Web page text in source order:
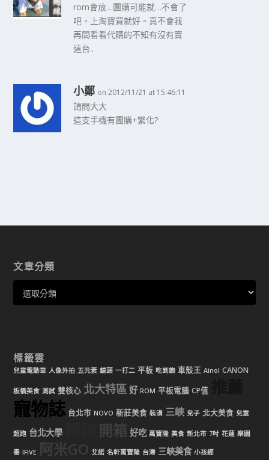
rom會放…團購可能就…不會了
吧。上淘寶買就好。真不會我
再問看看代購的不知有沒有賣
這台..
小鄭 on 2012/11/21 at 15:46:11
請問大大
這支手機有團購+繁化?
文章分類
標籤雲
兒童電動車 人像外拍 五元素 鏡頭 一打二 平板 吃到飽 車殼王 Ainol CANON
板橋美食 測試 雙核心 北大特區 好 ROM 平板電腦 CP值
寵物誌 台北市 NOVO 新莊美食 裝潢 三峽 兒子 北大美食 兒童
超跑 台北大學 開箱 好吃 萬寶隆 美食 新北市 7吋 花蓮 樂園
毒 IFIVE 阿米GO 艾諾 名軒萬寶隆 台灣 三峽美食 小孩經